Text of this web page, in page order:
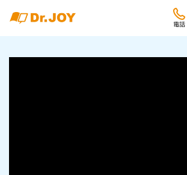
電話